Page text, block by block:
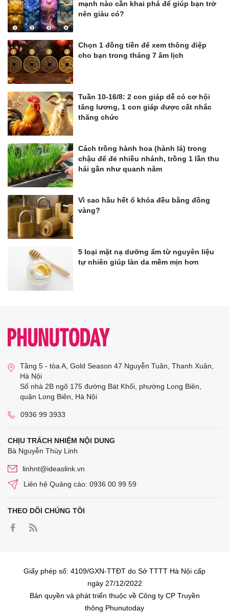
mạnh nào cần khai phá để giúp bạn trở
nên giàu có?
Chọn 1 đồng tiền để xem thông điệp
cho bạn trong tháng 7 âm lịch
Tuần 10-16/8: 2 con giáp dễ có cơ hội
tăng lương, 1 con giáp được cất nhắc
thăng chức
Cách trồng hành hoa (hành lá) trong
chậu để đẻ nhiều nhánh, trồng 1 lần thu
hái gần như quanh năm
Vì sao hầu hết ổ khóa đều bằng đồng
vàng?
5 loại mặt nạ dưỡng ẩm từ nguyên liệu
tự nhiên giúp làn da mềm mịn hơn
Tầng 5 - tòa A, Gold Season 47 Nguyễn Tuân, Thanh Xuân,
Hà Nội
Số nhà 2B ngõ 175 đường Bát Khối, phường Long Biên,
quận Long Biên, Hà Nội
0936 99 3933
CHỊU TRÁCH NHIỆM NỘI DUNG
Bà Nguyễn Thùy Linh
linhnt@ideaslink.vn
Liên hệ Quảng cáo: 0936 00 99 59
THEO DÕI CHÚNG TÔI
Giấy phép số: 4109/GXN-TTĐT do Sở TTTT Hà Nội cấp
ngày 27/12/2022
Bản quyền và phát triển thuộc về Công ty CP Truyền
thông Phunutoday